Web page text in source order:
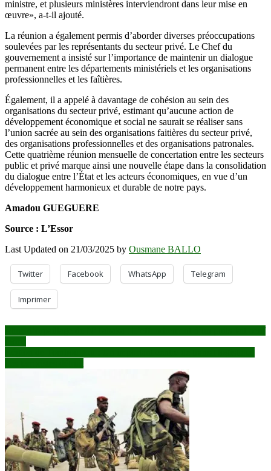
ministre, et plusieurs ministères interviendront dans leur mise en
œuvre», a-t-il ajouté.
La réunion a également permis d’aborder diverses préoccupations
soulevées par les représentants du secteur privé. Le Chef du
gouvernement a insisté sur l’importance de maintenir un dialogue
permanent entre les départements ministériels et les organisations
professionnelles et les faîtières.
Également, il a appelé à davantage de cohésion au sein des
organisations du secteur privé, estimant qu’aucune action de
développement économique et social ne saurait se réaliser sans
l’union sacrée au sein des organisations faitières du secteur privé,
des organisations professionnelles et des organisations patronales.
Cette quatrième réunion mensuelle de concertation entre les secteurs
public et privé marque ainsi une nouvelle étape dans la consolidation
du dialogue entre l’État et les acteurs économiques, en vue d’un
développement harmonieux et durable de notre pays.
Amadou GUEGUERE
Source : L’Essor
Last Updated on 21/03/2025 by Ousmane BALLO
Twitter Facebook WhatsApp Telegram
Imprimer
Navigation
de
l’article